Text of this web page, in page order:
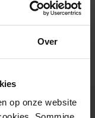
Over
op onze website
5 per bestelling. Wilt